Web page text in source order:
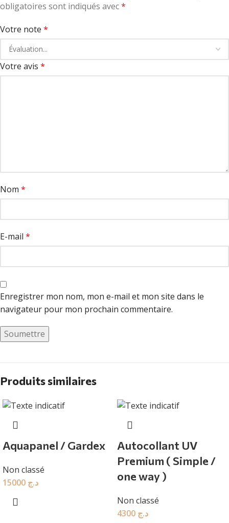
obligatoires sont indiqués avec*
Votre note *
Votre avis *
Nom *
E-mail *
Enregistrer mon nom, mon e-mail et mon site dans le
navigateur pour mon prochain commentaire.
Produits similaires
Aquapanel / Gardex
Non classé
د.ج
Autocollant UV
Premium ( Simple /
one way )
Non classé
د.ج